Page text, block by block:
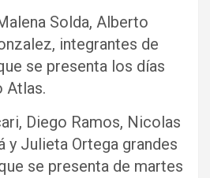
Solda, Alberto
integrantes de
se presenta los días
Atlas.
Diego Ramos, Nicolas
y Julieta Ortega grandes
se presenta de martes